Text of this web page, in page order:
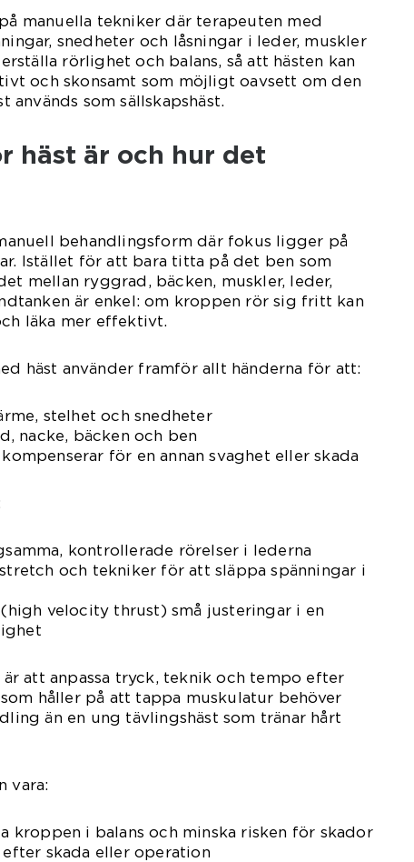
manuella tekniker där terapeuten med
snedheter och låsningar i leder, muskler
rörlighet och balans, så att hästen kan
och skonsamt som möjligt oavsett om den
används som sällskapshäst.
häst är och hur det
behandlingsform där fokus ligger på
Istället för att bara titta på det ben som
mellan ryggrad, bäcken, muskler, leder,
är enkel: om kroppen rör sig fritt kan
läka mer effektivt.
häst använder framför allt händerna för att:
stelhet och snedheter
nacke, bäcken och ben
för en annan svaghet eller skada
kontrollerade rörelser i lederna
och tekniker för att släppa spänningar i
velocity thrust) små justeringar i en
att anpassa tryck, teknik och tempo efter
håller på att tappa muskulatur behöver
än en ung tävlingshäst som tränar hårt
vara:
kroppen i balans och minska risken för skador
skada eller operation